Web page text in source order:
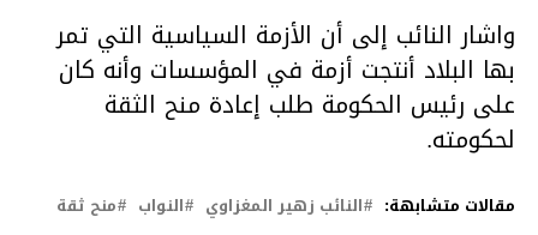
واشار النائب إلى أن الأزمة السياسية التي تمر
بها البلاد أنتجت أزمة في المؤسسات وأنه كان
على رئيس الحكومة طلب إعادة منح الثقة
لحكومته.
مقالات متشابهة: النائب زهير المغزاوي النواب منح ثقة